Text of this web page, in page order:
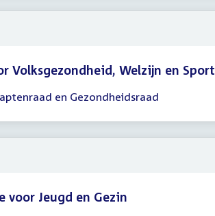
Volksgezondheid, Welzijn en Sport
en Gezondheidsraad
voor Jeugd en Gezin